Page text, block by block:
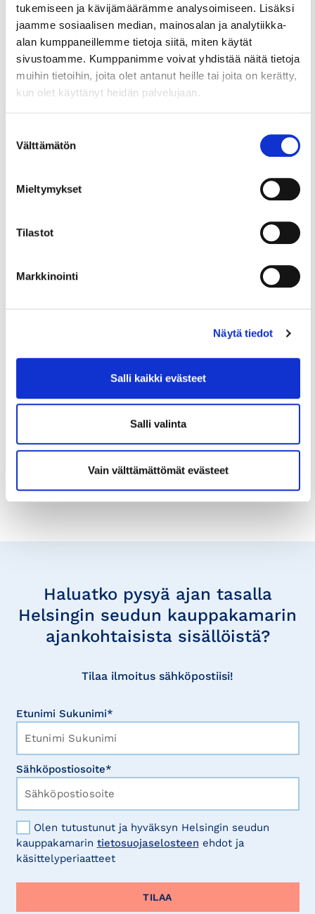
tukemiseen ja kävijämäärämme analysoimiseen. Lisäksi
jaamme sosiaalisen median, mainosalan ja analytiikka-
alan kumppaneillemme tietoja siitä, miten käytät
sivustoamme. Kumppanimme voivat yhdistää näitä tietoja
muihin tietoihin, joita olet antanut heille tai joita on kerätty,
kun olet käyttänyt heidän palvelujaan.
valinta
Välttämätön
Mieltymykset
Tilastot
Markkinointi
Näytä tiedot
Salli kaikki evästeet
Salli valinta
Vain välttämättömät evästeet
valittu
Helsingin seudun kauppakamarin jäsenet valitsivat
syyskokouksessa 28.11.2024 valtuuskuntaan
seuraavat henkilöt: Puheenjohtaja Sipola,
Saku, toimitusjohtaja, SRV Oyj...
9.8.2024 TYÖSUHDEASIAT
Neuvontapalvelut: Lomaraha –
mitä, miksi ja milloin
Lomarahan maksamisedellytykset vaihtelevat, ja ne
ei perustu työehtosopimukseen vaan...
Asiantuntija – haluaisitko ottaa
rennommin ensi vuonna?
Teen töitä jatkuvasti erityyppisten tietotyötä
tekevien yritysten kanssa ja tavoitteenani on saada
Haluatko pysyä ajan tasalla
Helsingin seudun kauppakamarin
ajankohtaisista sisällöistä?
Tilaa ilmoitus sähköpostiisi!
Etunimi Sukunimi*
Sähköpostiosoite*
Olen tutustunut ja hyväksyn Helsingin seudun
kauppakamarin tietosuojaselosteen ehdot ja
käsittelyperiaatteet